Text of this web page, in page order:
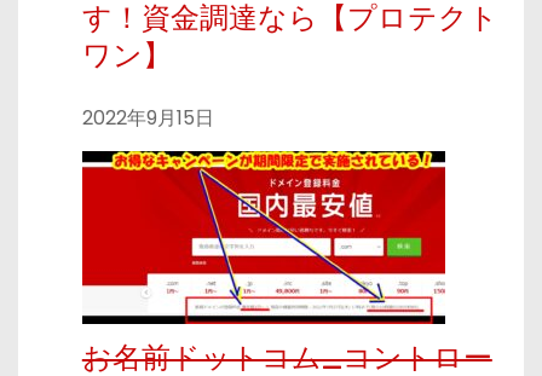
す！資金調達なら【プロテクト
ワン】
2022年9月15日
お名前ドットコム_コントロー